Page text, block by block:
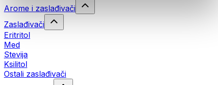
Arome i zaslađivači
Zaslađivači
Eritritol
Med
Stevija
Ksilitol
Ostali zaslađivači